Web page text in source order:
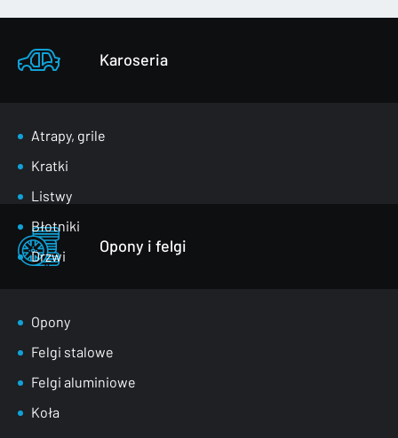
Karoseria
Atrapy, grile
Kratki
Listwy
Błotniki
Drzwi
Lusterka
Maski
Nadkola
Pasy przednie
Opony i felgi
Opony
Felgi stalowe
Felgi aluminiowe
Koła